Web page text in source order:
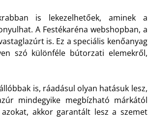
is lekezelhetőek, aminek a
A Festékaréna webshopban, a
is. Ez a speciális kenőanyag
szó különféle bútorzati elemekről,
is, ráadásul olyan hatásuk lesz,
mindegyike megbízható márkától
akkor garantált lesz a szemet